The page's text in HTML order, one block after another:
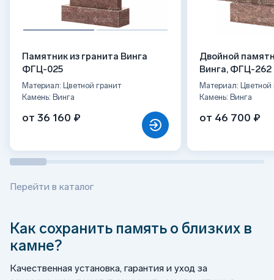
Памятник из гранита Винга
ФГЦ-025
Материал: Цветной гранит
Камень: Винга
от 36 160 ₽
Двойной
Винга, ФГЦ-262
Материал: Цветной
Камень: Винга
от 46 700 ₽
Перейти в каталог
Как сохранить память о близких в
камне?
Качественная установка, гарантия и уход за